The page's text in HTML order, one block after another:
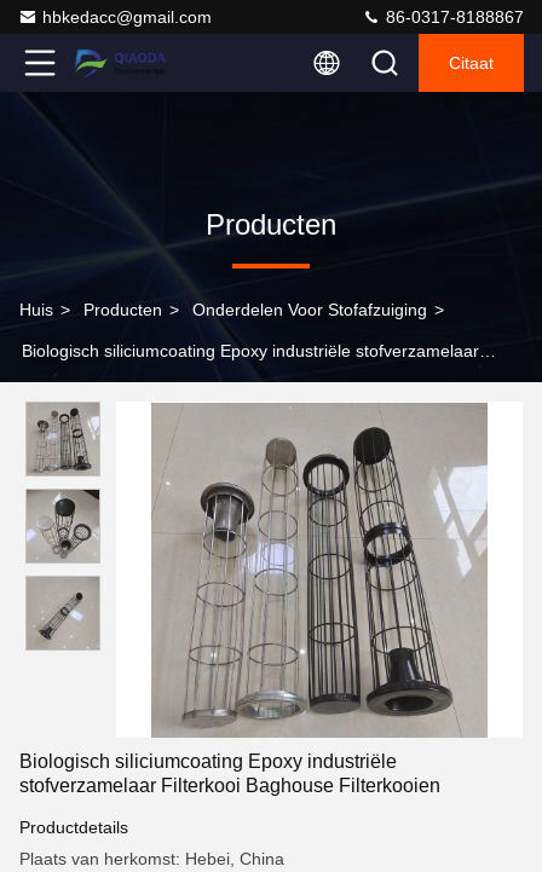
hbkedacc@gmail.com 86-0317-8188867
Citaat
Producten
Huis > Producten > Onderdelen Voor Stofafzuiging >
Biologisch siliciumcoating Epoxy industriële stofverzamelaar
Biologisch siliciumcoating Epoxy industriële
stofverzamelaar Filterkooi Baghouse Filterkooien
Productdetails
Plaats van herkomst: Hebei, China